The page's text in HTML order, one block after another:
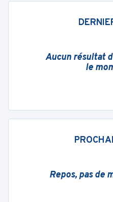
Aucun résultat
le
Repos, pas de